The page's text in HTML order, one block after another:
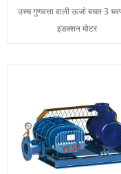
उच्च गुणवत्ता वाली ऊर्जा बचत 3
इंडक्शन मोटर